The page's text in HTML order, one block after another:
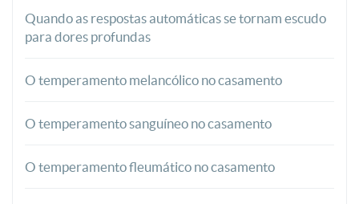
Quando as respostas automáticas se tornam escudo
para dores profundas
O temperamento melancólico no casamento
O temperamento sanguíneo no casamento
O temperamento fleumático no casamento